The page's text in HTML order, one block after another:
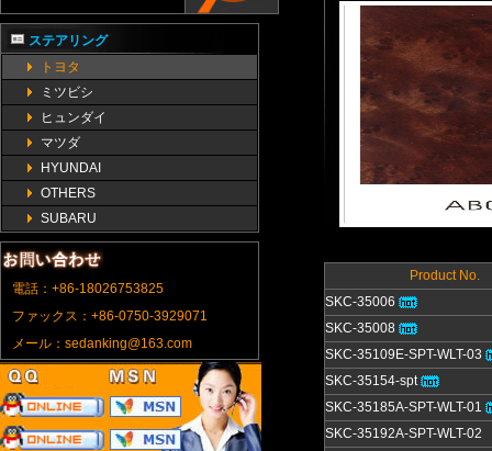
ステアリング
トヨタ
ミツビシ
ヒュンダイ
マツダ
HYUNDAI
OTHERS
SUBARU
電話：+86-18026753825
ファックス：+86-0750-3929071
メール：sedanking@163.com
Product No.
SKC-35006
SKC-35008
SKC-35109E-SPT-WLT-03
SKC-35154-spt
SKC-35185A-SPT-WLT-01
SKC-35192A-SPT-WLT-02